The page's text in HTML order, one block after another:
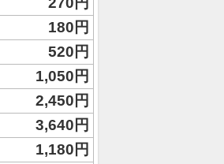
180円
520円
1,050円
2,450円
3,640円
1,180円